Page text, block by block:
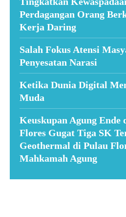
Perdagangan Orang
Kerja Daring
Salah Fokus Atensi
Penyesatan Narasi
Ketika Dunia Digital
Muda
Keuskupan Agung Ende
Flores Gugat Tiga SK
Geothermal di Pulau
Mahkamah Agung